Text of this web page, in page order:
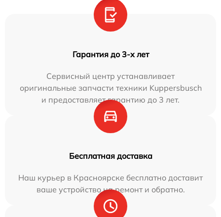
Гарантия до 3-х лет
Сервисный центр устанавливает
оригинальные запчасти техники Kuppersbusch
и предоставляет гарантию до 3 лет.
Бесплатная доставка
Наш курьер в Красноярске бесплатно доставит
ваше устройство на ремонт и обратно.